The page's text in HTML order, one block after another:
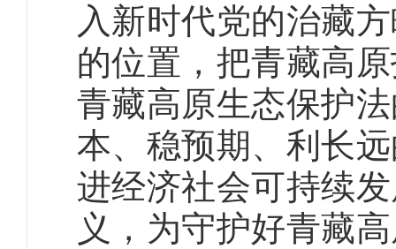
入新时代党的治藏
的位置，把青藏高
青藏高原生态保护
本、稳预期、利长
进经济社会可持续
义，为守护好青藏